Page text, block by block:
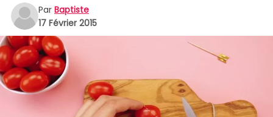
Par Baptiste
17 Février 2015